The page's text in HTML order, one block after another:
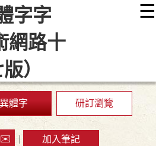
☰
編輯說明
導覽
異體字 研訂瀏覽
✉️ | 加入筆記